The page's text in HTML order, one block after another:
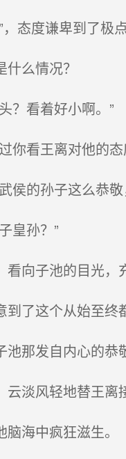
态度谦卑到了极点
么情况？
？看着好小啊。”
你看王离对他的态
侯的孙子这么恭
皇孙？”
向子池的目光，
了这个从始至终
那发自内心的恭
淡风轻地替王离
海中疯狂滋生。